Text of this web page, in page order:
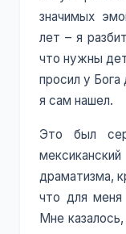
значимых
лет – я
что нужны
просил у
я сам нашел.
Это был
драматизма,
что для меня
Мне